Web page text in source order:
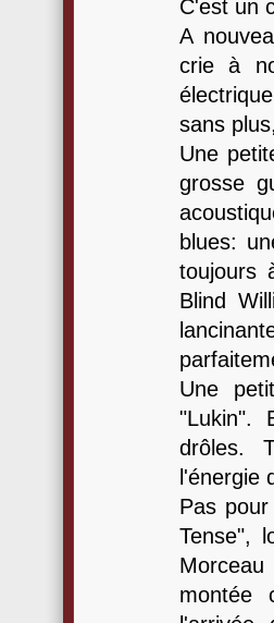
C'est un
A
crie à
sans
Une
grosse
blues:
toujours
Blind
Une
"Lukin".
drôles.
l'énergie
Pas
Tense",
montée